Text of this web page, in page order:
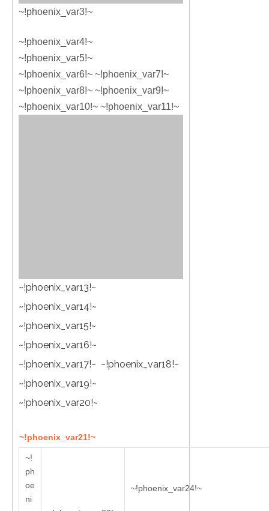
~!phoenix_var3!~
~!phoenix_var4!~
~!phoenix_var5!~
~!phoenix_var6!~ ~!phoenix_var7!~
~!phoenix_var8!~ ~!phoenix_var9!~
~!phoenix_var10!~ ~!phoenix_var11!~
~!phoenix_var13!~
~!phoenix_var14!~
~!phoenix_var15!~
~!phoenix_var16!~
~!phoenix_var17!~ ~!phoenix_var18!~
~!phoenix_var19!~
~!phoenix_var20!~
~!phoenix_var21!~
~!
ph
oe
ni
~!phoenix_var24!~